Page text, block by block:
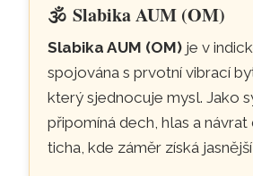
🕉️Slabika AUM (OM)
Slabika AUM (OM) je v
spojována s prvotní vibrací
který sjednocuje mysl. Jako
připomíná dech, hlas a
ticha, kde záměr získá jasnější